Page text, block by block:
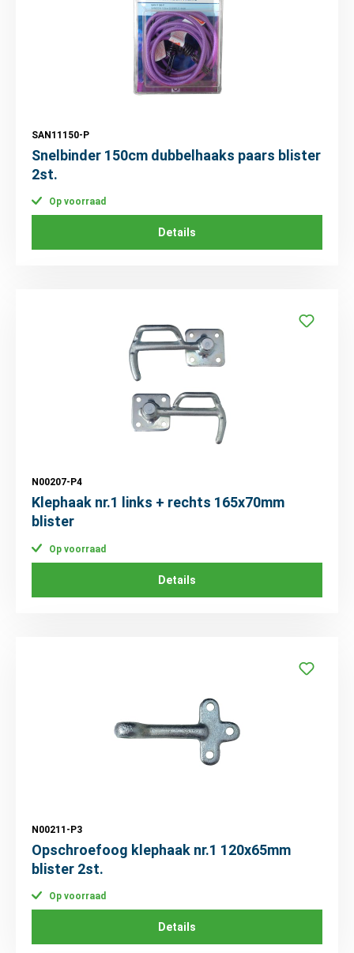
SAN11150-P
Snelbinder 150cm dubbelhaaks paars blister
2st.
Op voorraad
Details
N00207-P4
Klephaak nr.1 links + rechts 165x70mm
blister
Op voorraad
Details
N00211-P3
Opschroefoog klephaak nr.1 120x65mm
blister 2st.
Op voorraad
Details